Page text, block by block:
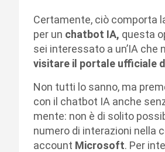
Certamente, ciò comporta
per un chatbot IA, questa
sei interessato a un’IA che
visitare il portale ufficiale
Non tutti lo sanno, ma
con il chatbot IA anche
mente: non è di solito
numero di interazioni nella
account Microsoft. Per